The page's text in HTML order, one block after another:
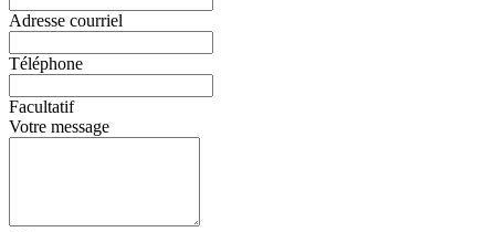
Adresse courriel
Téléphone
Facultatif
Votre message